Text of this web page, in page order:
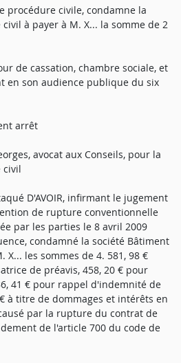
procédure civile, condamne la
à payer à M. X... la somme de 2
de cassation, chambre sociale, et
en son audience publique du six
arrêt
avocat aux Conseils, pour la
civil
D'AVOIR, infirmant le jugement
de rupture conventionnelle
par les parties le 8 avril 2009
condamné la société Bâtiment
X... les sommes de 4. 581, 98 €
de préavis, 458, 20 € pour
41 € pour rappel d'indemnité de
à titre de dommages et intérêts en
par la rupture du contrat de
de l'article 700 du code de